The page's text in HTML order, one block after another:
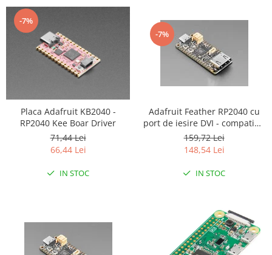
Convertor nivel logic
Convertor USB la serial
Datalogger
Multiplexor
Radio
Accesorii
-7%
Placa Adafruit KB2040 -
RP2040 Kee Boar Driver
71,44 Lei
66,44 Lei
IN STOC
-7%
Adafruit Feather RP2040 cu
port de iesire DVI - compatibil
cu HDMI
159,72 Lei
148,54 Lei
IN STOC